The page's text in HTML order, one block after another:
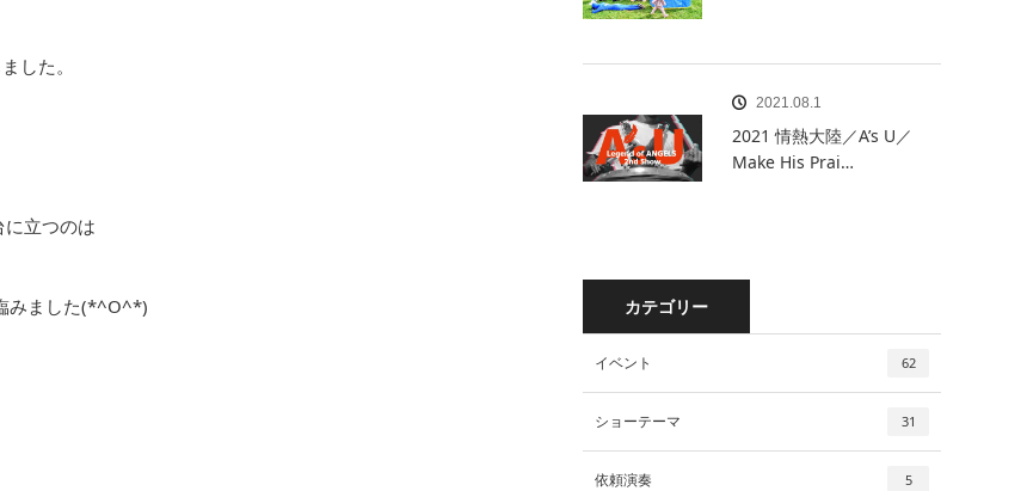
した。
立つのは
みました(*^O^*)
2021.08.1
2021 情熱大陸／A’s U／
Make His Prai…
カテゴリー
イベント 62
ショーテーマ 31
依頼演奏 5